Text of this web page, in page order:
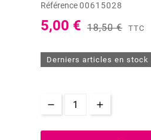
Référence00615028
5,00 € 18,50 € TTC
Derniers articles en stock